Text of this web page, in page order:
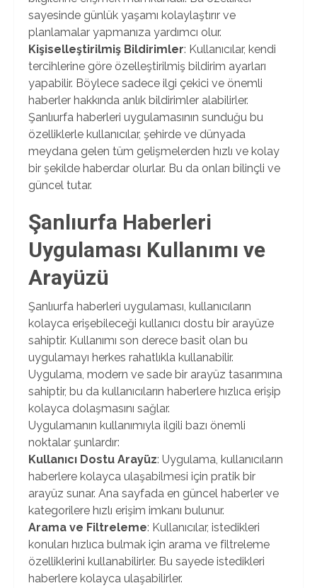
sayesinde günlük yaşamı kolaylaştırır ve
planlamalar yapmanıza yardımcı olur.
Kişiselleştirilmiş Bildirimler: Kullanıcılar, kendi
tercihlerine göre özelleştirilmiş bildirim ayarları
yapabilir. Böylece sadece ilgi çekici ve önemli
haberler hakkında anlık bildirimler alabilirler.
Şanlıurfa haberleri uygulamasının sunduğu bu
özelliklerle kullanıcılar, şehirde ve dünyada
meydana gelen tüm gelişmelerden hızlı ve kolay
bir şekilde haberdar olurlar. Bu da onları bilinçli ve
güncel tutar.
Şanlıurfa Haberleri
Uygulaması Kullanımı ve
Arayüzü
Şanlıurfa haberleri uygulaması, kullanıcıların
kolayca erişebileceği kullanıcı dostu bir arayüze
sahiptir. Kullanımı son derece basit olan bu
uygulamayı herkes rahatlıkla kullanabilir.
Uygulama, modern ve sade bir arayüz tasarımına
sahiptir, bu da kullanıcıların haberlere hızlıca erişip
kolayca dolaşmasını sağlar.
Uygulamanın kullanımıyla ilgili bazı önemli
noktalar şunlardır:
Kullanıcı Dostu Arayüz: Uygulama, kullanıcıların
haberlere kolayca ulaşabilmesi için pratik bir
arayüz sunar. Ana sayfada en güncel haberler ve
kategorilere hızlı erişim imkanı bulunur.
Arama ve Filtreleme: Kullanıcılar, istedikleri
konuları hızlıca bulmak için arama ve filtreleme
özelliklerini kullanabilirler. Bu sayede istedikleri
haberlere kolayca ulaşabilirler.